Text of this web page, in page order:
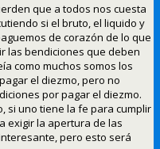
que a todos nos cuesta
si el bruto, el liquido y
de corazón de lo que
las bendiciones que deben
como muchos somos los
el diezmo, pero no
por pagar el diezmo.
si uno tiene la fe para cumplir
exigir la apertura de las
pero esto será